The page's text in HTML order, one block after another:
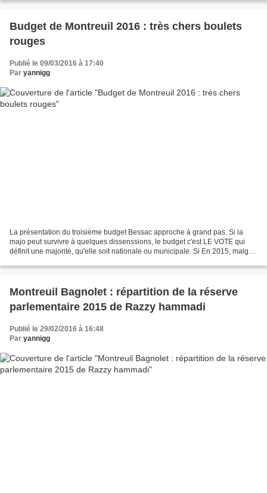
Budget de Montreuil 2016 : très chers boulets
rouges
Publié le 09/03/2016 à 17:40
Par yannigg
La présentation du troisième budget Bessac approche à grand pas. Si la
majo peut survivre à quelques dissenssions, le budget c'est LE VOTE qui
définit une majorité, qu'elle soit nationale ou municipale. Si En 2015, malgré
Montreuil Bagnolet : répartition de la réserve
parlementaire 2015 de Razzy hammadi
Publié le 29/02/2016 à 16:48
Par yannigg